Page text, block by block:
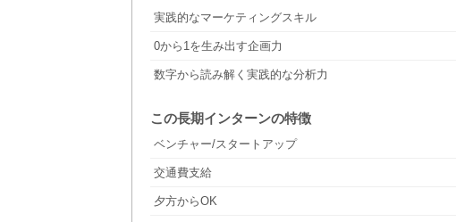
実践的なマーケティングスキル
0から1を生み出す企画力
数字から読み解く実践的な分析力
この長期インターンの特徴
ベンチャー/スタートアップ
交通費支給
夕方からOK